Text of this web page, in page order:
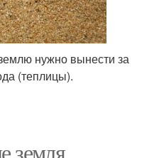
нужно вынести за
(теплицы).